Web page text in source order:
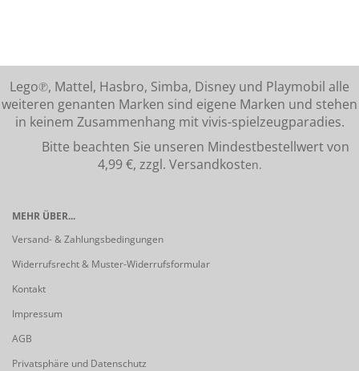
Lego℗, Mattel, Hasbro, Simba, Disney und Playmobil alle
weiteren genanten Marken sind eigene Marken und stehen
in keinem Zusammenhang mit vivis-spielzeugparadies.
Bitte beachten Sie unseren Mindestbestellwert von
4,99 €, zzgl. Versandkosten.
MEHR ÜBER...
Versand- & Zahlungsbedingungen
Widerrufsrecht & Muster-Widerrufsformular
Kontakt
Impressum
AGB
Privatsphäre und Datenschutz